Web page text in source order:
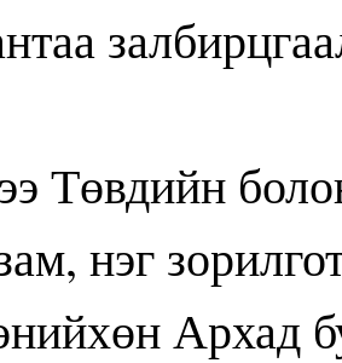
Төвдийн
нэг
Архад